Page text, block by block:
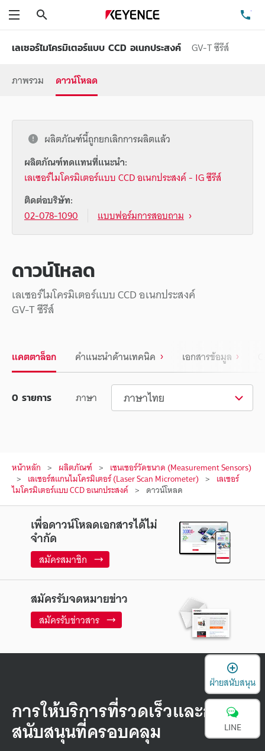
เลเซอร์ไมโครมิเตอร์แบบ CCD อเนกประสงค์
GV-T ซีรีส์
ภาพรวม
ดาวน์โหลด
ผลิตภัณฑ์นี้ถูกยกเลิกการผลิตแล้ว
ผลิตภัณฑ์ทดแทนที่แนะนำ:
เลเซอร์ไมโครมิเตอร์แบบ CCD อเนกประสงค์ - IG ซีรีส์
ติดต่อบริษัท:
02-078-1090
แบบฟอร์มการสอบถาม
ดาวน์โหลด
เลเซอร์ไมโครมิเตอร์แบบ CCD อเนกประสงค์
GV-T ซีรีส์
แคตตาล็อก คำแนะนำด้านเทคนิค เอกสารข้อมูล
ภาษา ภาษาไทย
0 รายการ
หน้าหลัก ผลิตภัณฑ์ เซนเซอร์วัดขนาด (Measurement Sensors)
เลเซอร์สแกนไมโครมิเตอร์ (Laser Scan Micrometer) เลเซอร์
ไมโครมิเตอร์แบบ CCD อเนกประสงค์ ดาวน์โหลด
เพื่อดาวน์โหลดเอกสารได้ไม่
จำกัด
สมัครสมาชิก
สมัครรับจดหมายข่าว
สมัครรับข่าวสาร
การให้บริการที่รวดเร็วและการ
สนับสนุนที่ครอบคลุม
ฝ่ายสนับสนุน
LINE